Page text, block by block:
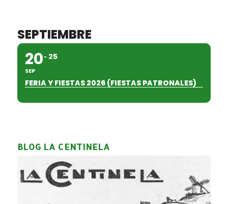
SEPTIEMBRE
20
SEP
25
FERIA Y FIESTAS 2026 (FIESTAS PATRONALES)
BLOG LA CENTINELA